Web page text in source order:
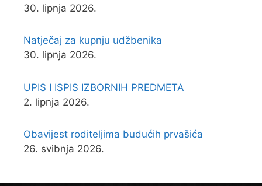
30. lipnja 2026.
Natječaj za kupnju udžbenika
30. lipnja 2026.
UPIS I ISPIS IZBORNIH PREDMETA
2. lipnja 2026.
Obavijest roditeljima budućih prvašića
26. svibnja 2026.